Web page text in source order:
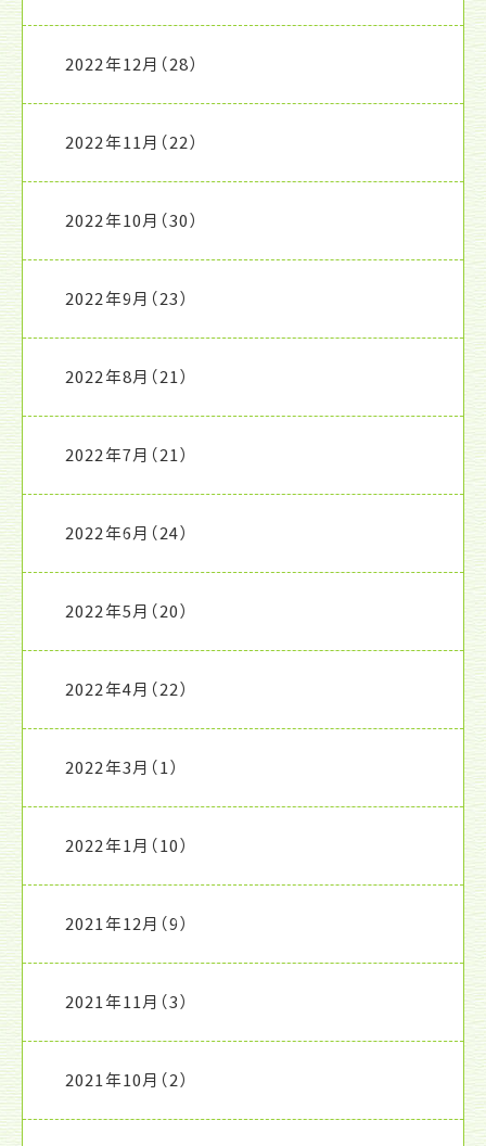
2022年12月 （28）
2022年11月 （22）
2022年10月 （30）
2022年9月 （23）
2022年8月 （21）
2022年7月 （21）
2022年6月 （24）
2022年5月 （20）
2022年4月 （22）
2022年3月 （1）
2022年1月 （10）
2021年12月 （9）
2021年11月 （3）
2021年10月 （2）